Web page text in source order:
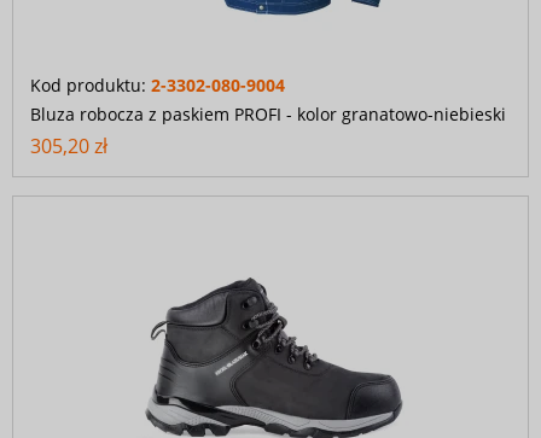
Kod produktu: 2-3302-080-9004
Bluza robocza z paskiem PROFI - kolor granatowo-niebieski
305,20 zł